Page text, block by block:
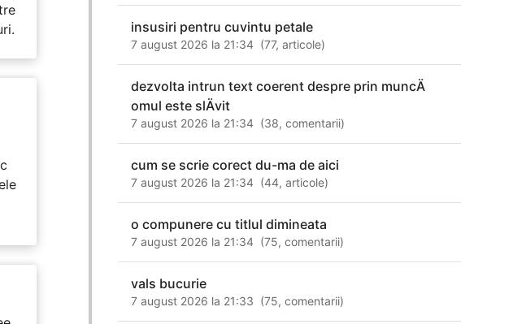
insusiri pentru cuvintu petale
7 august 2026 la 21:34 (77,articole)
dezvolta intrun text coerent despre prin muncÄ
omul este slÄvit
7 august 2026 la 21:34 (38,comentarii)
cum se scrie corect du-ma de aici
7 august 2026 la 21:34 (44,articole)
o compunere cu titlul dimineata
7 august 2026 la 21:34 (75,comentarii)
vals bucurie
7 august 2026 la 21:33 (75,comentarii)